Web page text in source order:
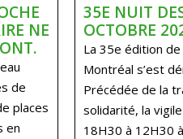
NE
de
places
en
35E NUIT
OCTOBRE
La 35e édition
Montréal s’est
Précédée de la
solidarité, la
18H30 à 12H30